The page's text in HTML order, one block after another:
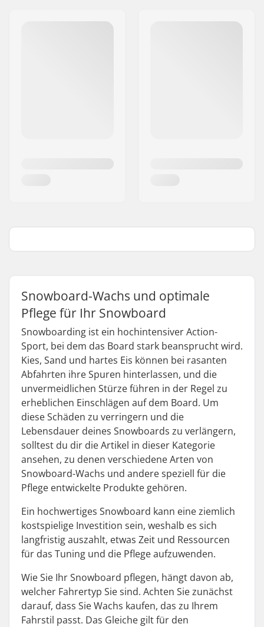
Snowboard-Wachs und optimale
Pflege für Ihr Snowboard
Snowboarding ist ein hochintensiver Action-
Sport, bei dem das Board stark beansprucht wird.
Kies, Sand und hartes Eis können bei rasanten
Abfahrten ihre Spuren hinterlassen, und die
unvermeidlichen Stürze führen in der Regel zu
erheblichen Einschlägen auf dem Board. Um
diese Schäden zu verringern und die
Lebensdauer deines Snowboards zu verlängern,
solltest du dir die Artikel in dieser Kategorie
ansehen, zu denen verschiedene Arten von
Snowboard-Wachs und andere speziell für die
Pflege entwickelte Produkte gehören.
Ein hochwertiges Snowboard kann eine ziemlich
kostspielige Investition sein, weshalb es sich
langfristig auszahlt, etwas Zeit und Ressourcen
für das Tuning und die Pflege aufzuwenden.
Wie Sie Ihr Snowboard pflegen, hängt davon ab,
welcher Fahrertyp Sie sind. Achten Sie zunächst
darauf, dass Sie Wachs kaufen, das zu Ihrem
Fahrstil passt. Das Gleiche gilt für den